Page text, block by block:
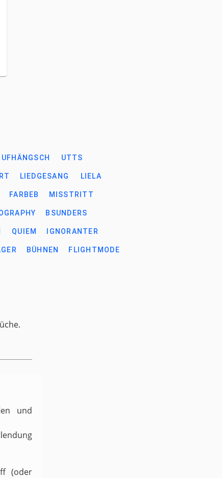
UFHÄNGSCH UTTS
LIEDGESANG LIELA
FARBEB MISSTRITT
BSUNDERS
QUIEM IGNORANTER
BÜHNEN FLIGHTMODE
und
(oder